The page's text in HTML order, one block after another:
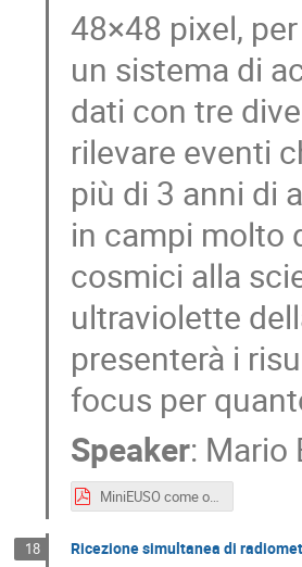
48×48 pixel,
un sistema di
dati con tre
rilevare eventi
più di 3 anni di
in campi molto
cosmici alla
ultraviolette
presenterà i
focus per
Speaker: Mario
MiniEUSO come osservatorio per meteore dallo spazio.pdf
18 Ricezione simultanea di